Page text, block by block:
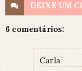
DEIXE UM
6 comentários:
Carla